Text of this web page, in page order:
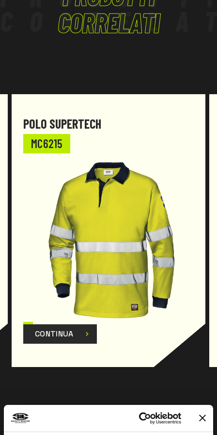
CORRELATI
POLO SUPERTECH
MC6215
CONTINUA
Prev Next